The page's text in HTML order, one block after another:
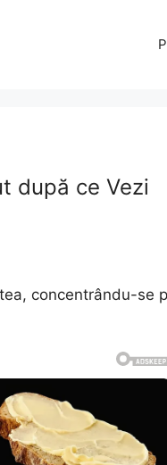
după ce Vezi
concentrându-se